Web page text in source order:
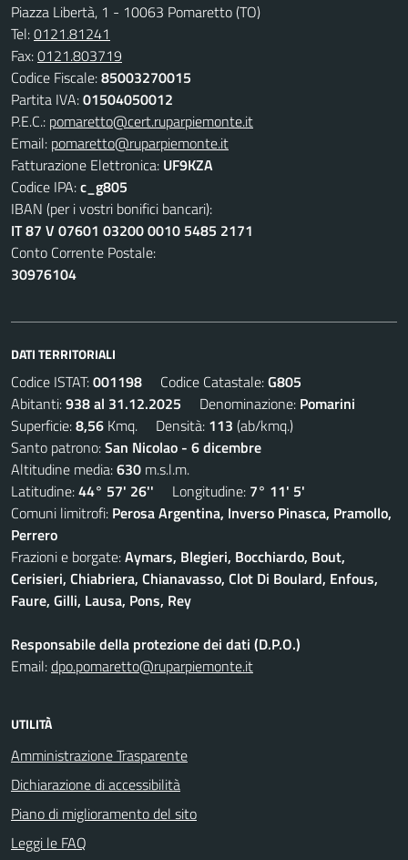
Piazza Libertà, 1 - 10063 Pomaretto (TO)
Tel:0121.81241
Fax:0121.803719
Codice Fiscale:85003270015
Partita IVA:01504050012
P.E.C.: pomaretto@cert.ruparpiemonte.it
Email: pomaretto@ruparpiemonte.it
Fatturazione Elettronica: UF9KZA
Codice IPA:c_g805
IBAN (per i vostri bonifici bancari):
IT 87 V 07601 03200 0010 5485 2171
Conto Corrente Postale:
30976104
DATI TERRITORIALI
Codice ISTAT:001198 Codice Catastale:G805
Abitanti:938 al 31.12.2025 Denominazione: Pomarini
Superficie:8,56 Kmq. Densità: 113 (ab/kmq.)
Santo patrono:San Nicolao - 6 dicembre
Altitudine media:630 m.s.l.m.
Latitudine:44° 57' 26'' Longitudine: 7° 11' 5'
Comuni limitrofi: Perosa Argentina, Inverso Pinasca, Pramollo,
Perrero
Frazioni e borgate:Aymars, Blegieri, Bocchiardo, Bout,
Cerisieri, Chiabriera, Chianavasso, Clot Di Boulard, Enfous,
Faure, Gilli, Lausa, Pons, Rey
Responsabile della protezione dei dati (D.P.O.)
Email:dpo.pomaretto@ruparpiemonte.it
UTILITÀ
Amministrazione Trasparente
Dichiarazione di accessibilità
Piano di miglioramento del sito
Leggi le FAQ